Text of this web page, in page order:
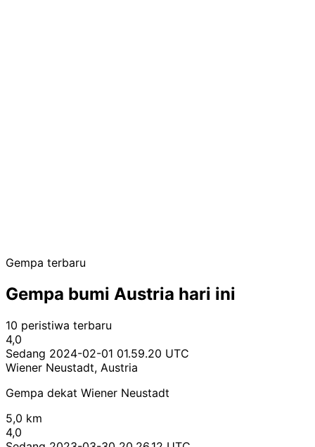
Gempa terbaru
Gempa bumi Austria hari ini
10 peristiwa terbaru
4,0
Sedang 2024-02-01 01.59.20 UTC
Wiener Neustadt, Austria
Gempa dekat Wiener Neustadt
5,0 km
4,0